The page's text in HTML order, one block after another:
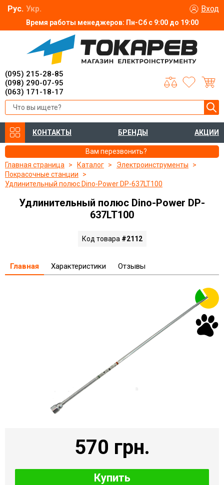
Время работы менеджеров: Пн-Сб с 9:00 до 19:00
Рус. Укр. Вход
(095) 215-28-85
(098) 290-07-95
(063) 171-18-17
КОНТАКТЫ БРЕНДЫ АКЦИИ
Вам перезвонить?
Главная страница
Каталог
Электроинструменты
Покрасочные станции
Удлинительный полюс Dino-Power DP-637LT100
Удлинительный полюс Dino-Power DP-
637LT100
Код товара #2112
Главная Характеристики Отзывы
570 грн.
Купить